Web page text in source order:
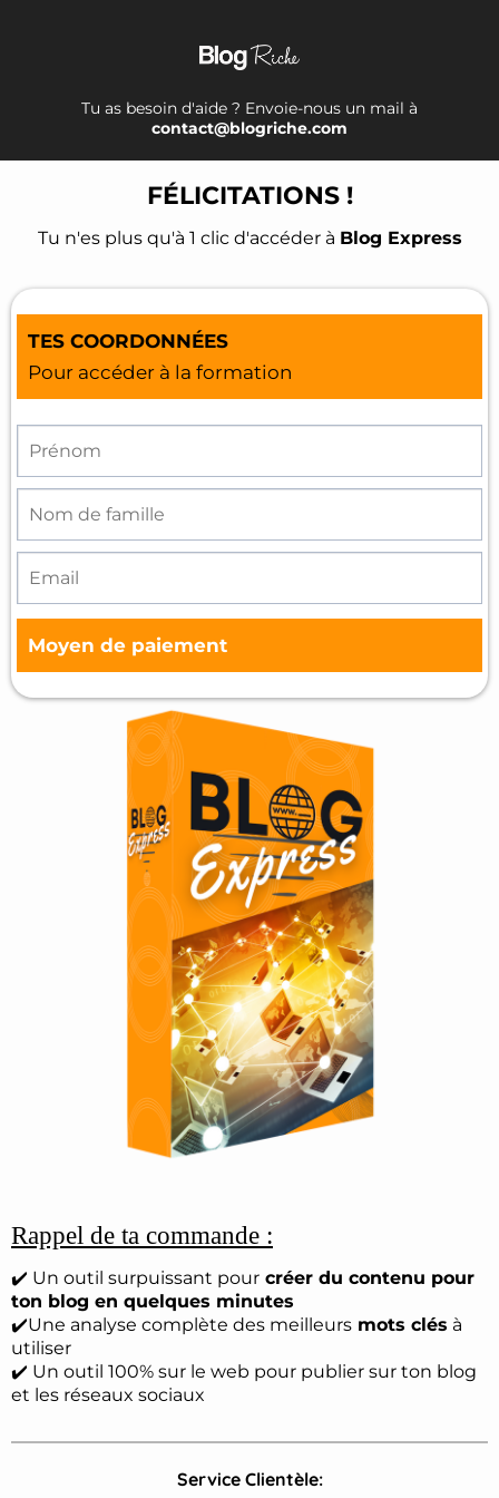
Tu as besoin d'aide ? Envoie-nous un mail à
contact@blogriche.com
FÉLICITATIONS !
Tu n'es plus qu'à 1 clic d'accéder à Blog Express
TES COORDONNÉES
Pour accéder à la formation
Moyen de paiement
Rappel de ta commande :
✔️ Un outil surpuissant pour créer du contenu pour
ton blog en quelques minutes
✔️Une analyse complète des meilleurs mots clés à
utiliser
✔️ Un outil 100% sur le web pour publier sur ton blog
et les réseaux sociaux
Service Clientèle: